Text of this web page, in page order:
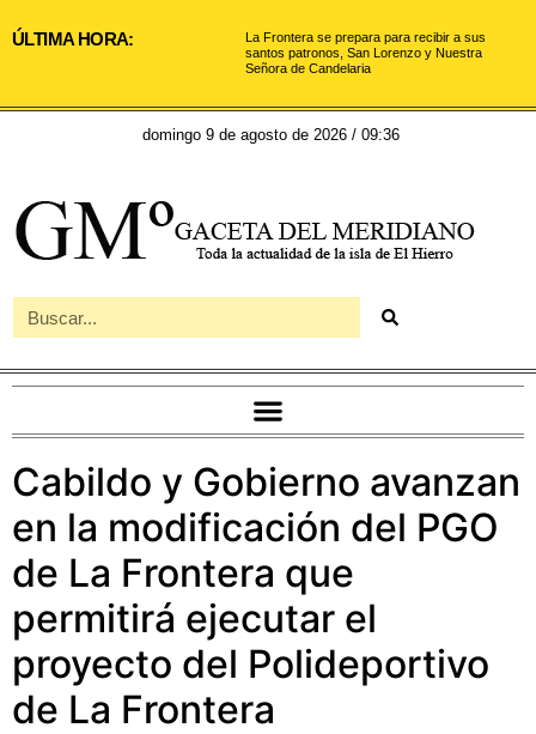
ÚLTIMA HORA:
La Frontera se prepara para recibir a sus
santos patronos, San Lorenzo y Nuestra
Señora de Candelaria
domingo 9 de agosto de 2026 / 09:36
Cabildo y Gobierno avanzan
en la modificación del PGO
de La Frontera que
permitirá ejecutar el
proyecto del Polideportivo
de La Frontera